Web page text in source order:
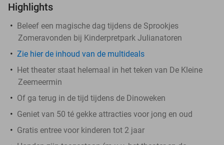
Highlights
Beleef een magische dag tijdens de Sprookjes
Zomeravonden bij Kinderpretpark Julianatoren
Zie hier de inhoud van de multideals
Het theater staat helemaal in het teken van De Kleine
Zeemeermin
Of ga terug in de tijd tijdens de Dinoweken
Geniet van 50 té gekke attracties voor jong en oud
Gratis entree voor kinderen tot 2 jaar